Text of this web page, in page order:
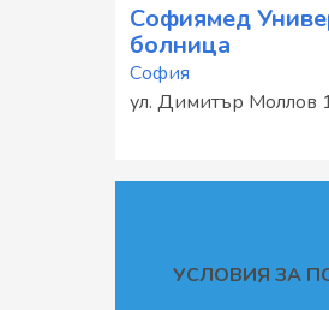
Софиямед
болница
София
ул. Димитър Моллов
УСЛОВИЯ ЗА